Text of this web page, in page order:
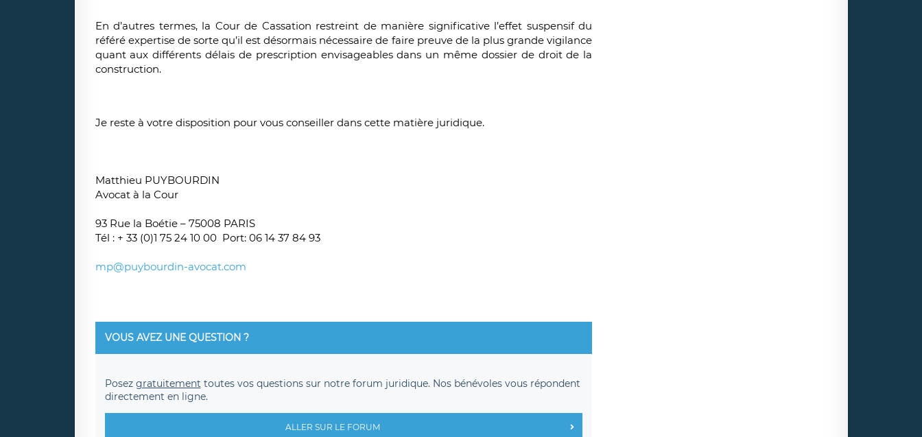
En d’autres termes, la Cour de Cassation restreint de manière significative l’effet suspensif du
référé expertise de sorte qu’il est désormais nécessaire de faire preuve de la plus grande vigilance
quant aux différents délais de prescription envisageables dans un même dossier de droit de la
construction.
Je reste à votre disposition pour vous conseiller dans cette matière juridique.
Matthieu PUYBOURDIN
Avocat à la Cour
93 Rue la Boétie – 75008 PARIS
Tél : + 33 (0)1 75 24 10 00 Port: 06 14 37 84 93
mp@puybourdin-avocat.com
VOUS AVEZ UNE QUESTION ?
Posez gratuitement toutes vos questions sur notre forum juridique. Nos bénévoles vous répondent
directement en ligne.
ALLER SUR LE FORUM